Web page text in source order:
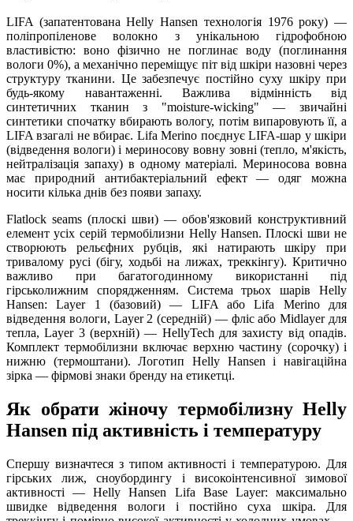
LIFA (запатентована Helly Hansen технологія 1976 року) —
поліпропіленове волокно з унікальною гідрофобною
властивістю: воно фізично не поглинає воду (поглинання
вологи 0%), а механічно переміщує піт від шкіри назовні через
структуру тканини. Це забезпечує постійно суху шкіру при
будь-якому навантаженні. Важлива відмінність від
синтетичних тканин з "moisture-wicking" — звичайні
синтетики спочатку вбирають вологу, потім випаровують її, а
LIFA взагалі не вбирає. Lifa Merino поєднує LIFA-шар у шкіри
(відведення вологи) і мериносову вовну зовні (тепло, м'якість,
нейтралізація запаху) в одному матеріалі. Мериносова вовна
має природний антибактеріальний ефект — одяг можна
носити кілька днів без появи запаху.
Flatlock seams (плоскі шви) — обов'язковий конструктивний
елемент усіх серій термобілизни Helly Hansen. Плоскі шви не
створюють рельєфних рубців, які натирають шкіру при
тривалому русі (бігу, ходьбі на лижах, треккінгу). Критично
важливо при багатогодинному використанні під
гірськолижним спорядженням. Система трьох шарів Helly
Hansen: Layer 1 (базовий) — LIFA або Lifa Merino для
відведення вологи, Layer 2 (середній) — фліс або Midlayer для
тепла, Layer 3 (верхній) — HellyTech для захисту від опадів.
Комплект термобілизни включає верхню частину (сорочку) і
нижню (термоштани). Логотип Helly Hansen і навігаційна
зірка — фірмові знаки бренду на етикетці.
Як обрати жіночу термобілизну Helly
Hansen під активність і температуру
Спершу визначтеся з типом активності і температурою. Для
гірських лиж, сноубордингу і високоінтенсивної зимової
активності — Helly Hansen Lifa Base Layer: максимально
швидке відведення вологи і постійно суха шкіра. Для